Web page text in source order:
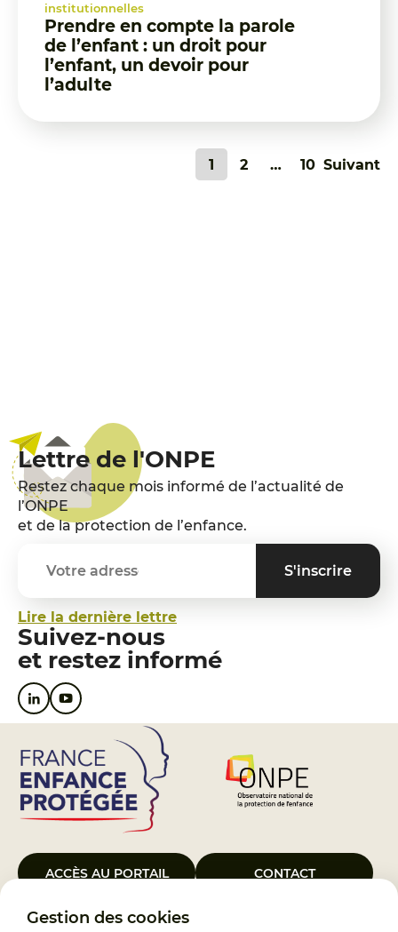
Gestion des cookies
institutionnelles
Prendre en compte la parole
de l’enfant : un droit pour
l’enfant, un devoir pour
l’adulte
1 2 … 10 Suivant
Lettre de l'ONPE
Restez chaque mois informé de l’actualité de
l’ONPE
et de la protection de l’enfance.
Lire la dernière lettre
Suivez-nous
et restez informé
ACCÈS AU PORTAIL CONTACT
Le Groupement d’Intérêt Public France Enfance Protégée, créé le 5